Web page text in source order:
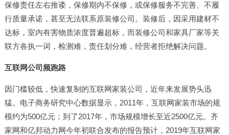
保修责任左右推诿，保修期内不保修，或保修服务不完善、不履
行质量承诺，甚至无法联系原装修公司。装修后，因采用建材不
达标，室内有害物质浓度普遍超标，而装修公司和家具厂家等关
联方各执一词，检测难，责任划分难，经营者拒绝解决问题。
互联网公司频跑路
因门槛较低，快速复制的互联网家装公司，近年来发展势头迅
猛。电子商务研究中心数据显示，2011年，互联网家装市场的规
模约为500亿元；到了2017年，市场规模增长至近2500亿元。齐
家网和亿邦动力网今年初联合发布的报告预计，2019年互联网家